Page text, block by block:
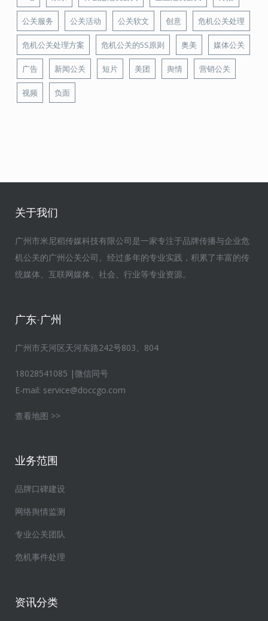
公关服务 公关活动 公关软文 创意 危机公关处理
危机公关处理方案 危机公关的5S原则 奥美 媒体公关
广告 新闻公关 短片 美团 舆情 营销公关
视频 负面
关于我们
广州市米尼稻传媒科技有限公司是一家专注于品牌传播与企业危
机公关的广州公关公司。经过多年的专业实践，积累了丰富的传
统媒体、互联网媒体、社会、行业等专业资源。
广东-广州
广州市天河区天河东路242号803、804
18028541085 |微信同号
E-mail: service@doccgo.com
查看地图 >>
业务范围
品牌口碑建设
网络舆情监测
专业公关团队
危机事件处理
资讯分类